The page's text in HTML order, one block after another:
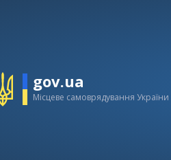
gov.ua
Місцеве самоврядування України